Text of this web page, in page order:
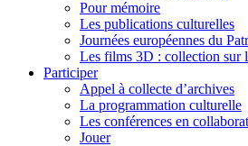
Pour mémoire
Les publications culturelles
Journées européennes du
Les films 3D : collection sur
Participer
Appel à collecte d’archives
La programmation culturelle
Les conférences en
Jouer